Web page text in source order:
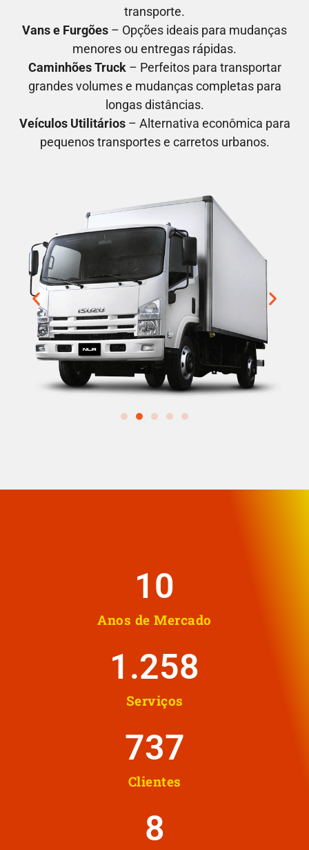
transporte.
Vans e Furgões – Opções ideais para mudanças
menores ou entregas rápidas.
Caminhões Truck– Perfeitos para transportar
grandes volumes e mudanças completas para
longas distâncias.
Veículos Utilitários– Alternativa econômica para
pequenos transportes e carretos urbanos.
Anos de Mercado
10
Serviços
1.258
Clientes
737
8